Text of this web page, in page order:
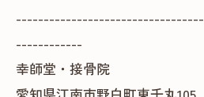
------------
幸師堂・接骨院